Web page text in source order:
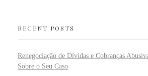
RECENT POSTS
Renegociação de Dívidas e Cobranças
Sobre o Seu Caso